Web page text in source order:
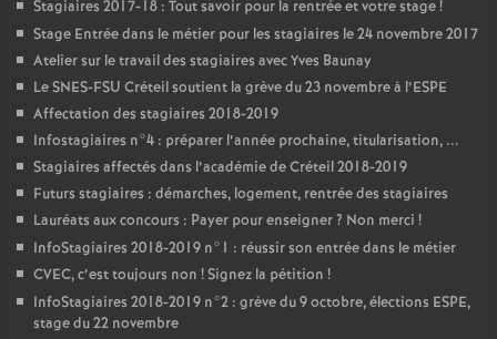
Stagiaires 2017-18 : Tout savoir pour la rentrée et votre stage!
Stage Entrée dans le métier pour les stagiaires le 24 novembre 2017
Atelier sur le travail des stagiaires avec Yves Baunay
LeSNES-FSU Créteil soutient la grève du 23 novembre à l’ESPE
Affectation des stagiaires 2018-2019
Infostagiaires n°4 : préparer l’année prochaine, titularisation, ...
Stagiaires affectés dans l’académie de Créteil 2018-2019
Futurs stagiaires : démarches, logement, rentrée des stagiaires
Lauréats aux concours : Payer pour enseigner? Non merci !
InfoStagiaires 2018-2019 n°1 : réussir son entrée dans le métier
CVEC, c’est toujours non ! Signez la pétition !
InfoStagiaires 2018-2019 n°2 : grève du 9 octobre, élections ESPE,
stage du 22 novembre